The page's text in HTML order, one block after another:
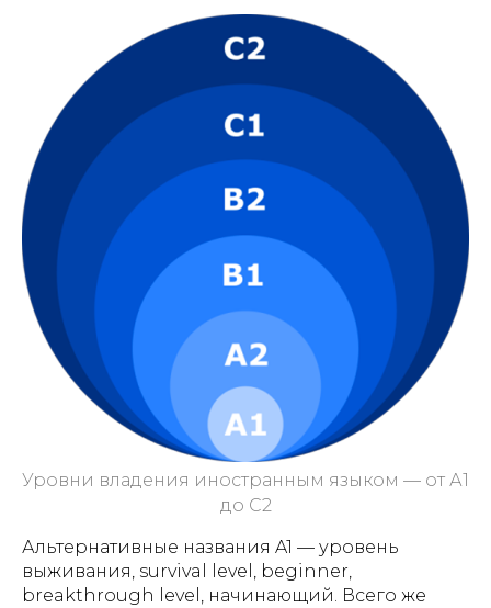
Уровни владения иностранным языком — от А1
до С2
Альтернативные названия A1 — уровень
выживания, survival level, beginner,
breakthrough level, начинающий. Всего же